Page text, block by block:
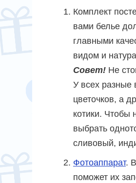
Комплект
вами белье
главными
видом и
Совет! Не
У всех разные
цветочков, а
котики. Чтобы
выбрать
сливовый,
Фотоаппарат.
поможет их